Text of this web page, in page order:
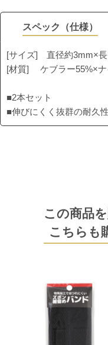
スペック（仕様）
[サイズ] 直径約3mm×長
[材質] ケブラー55%×ナ
■2本セット
■伸びにくく抜群の耐久性
この商品
こちらも